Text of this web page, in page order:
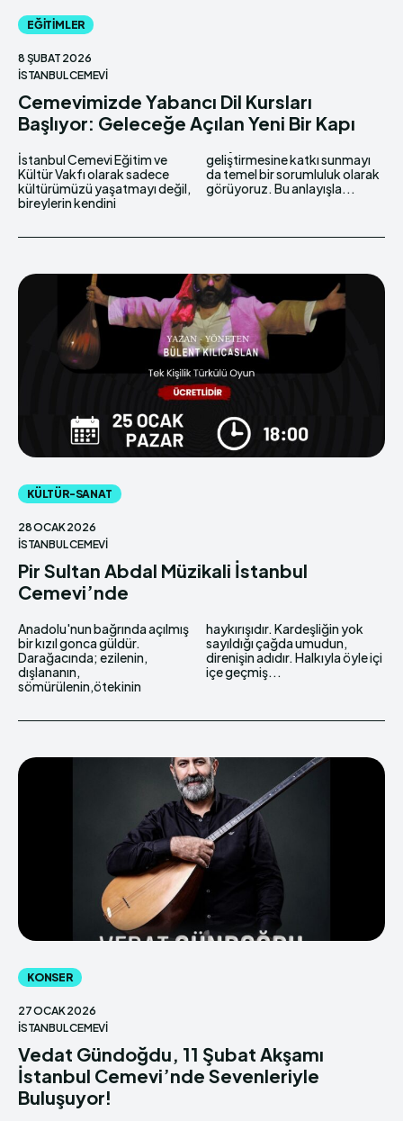
EĞITIMLER
8 ŞUBAT 2026
İSTANBUL CEMEVI
Cemevimizde Yabancı Dil Kursları
Başlıyor: Geleceğe Açılan Yeni Bir Kapı
İstanbul Cemevi Eğitim ve
Kültür Vakfı olarak sadece
kültürümüzü yaşatmayı değil,
bireylerin kendini
geliştirmesine katkı sunmayı
da temel bir sorumluluk olarak
görüyoruz. Bu anlayışla...
KÜLTÜR-SANAT
28 OCAK 2026
İSTANBUL CEMEVI
Pir Sultan Abdal Müzikali İstanbul
Cemevi’nde
Anadolu'nun bağrında açılmış
bir kızıl gonca güldür.
Darağacında; ezilenin,
dışlananın,
sömürülenin,ötekinin
haykırışıdır. Kardeşliğin yok
sayıldığı çağda umudun,
direnişin adıdır. Halkıyla öyle içi
içe geçmiş...
KONSER
27 OCAK 2026
İSTANBUL CEMEVI
Vedat Gündoğdu, 11 Şubat Akşamı
İstanbul Cemevi’nde Sevenleriyle
Buluşuyor!